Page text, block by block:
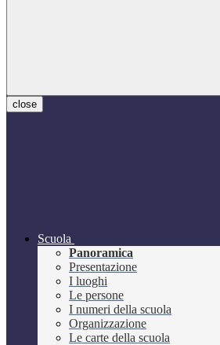
close
Scuola
Panoramica
Presentazione
I luoghi
Le persone
I numeri della scuola
Organizzazione
Le carte della scuola